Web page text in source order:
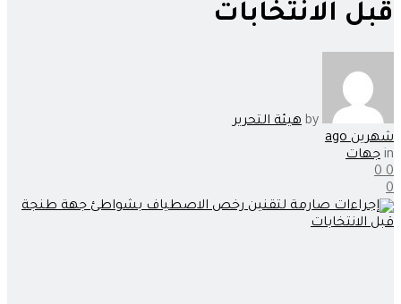
قبل الانتخابات
by هيئة التحرير
شهرين ago
in جهات
0
0
0